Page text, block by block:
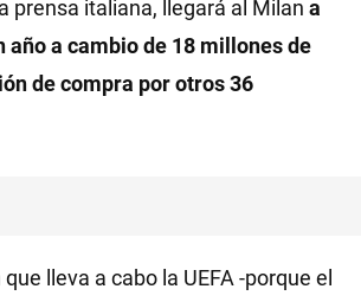
prensa italiana, llegará al Milan a
año a cambio de 18 millones de
de compra por otros 36
lleva a cabo la UEFA -porque el